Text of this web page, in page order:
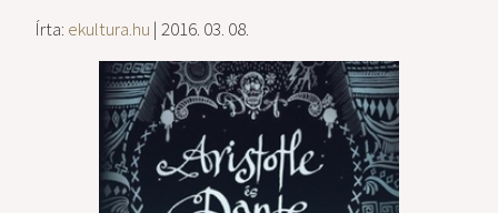
Írta: ekultura.hu | 2016. 03. 08.